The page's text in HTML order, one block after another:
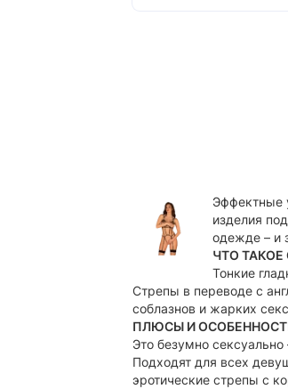
Эффектные
изделия
одежде – и
ЧТО ТАКОЕ
Тонкие
Стрепы в переводе с
соблазнов и жарких
ПЛЮСЫ И
Это безумно
Подходят для всех
эротические стрепы с